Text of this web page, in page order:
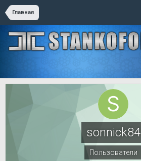
Главная
sonnick84
Пользователи